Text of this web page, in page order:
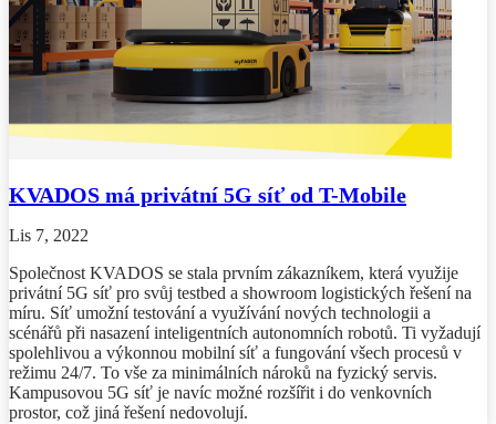
KVADOS má privátní 5G síť od T-Mobile
Lis 7, 2022
Společnost KVADOS se stala prvním zákazníkem, která využije
privátní 5G síť pro svůj testbed a showroom logistických řešení na
míru. Síť umožní testování a využívání nových technologii a
scénářů při nasazení inteligentních autonomních robotů. Ti vyžadují
spolehlivou a výkonnou mobilní síť a fungování všech procesů v
režimu 24/7. To vše za minimálních nároků na fyzický servis.
Kampusovou 5G síť je navíc možné rozšířit i do venkovních
prostor, což jiná řešení nedovolují.